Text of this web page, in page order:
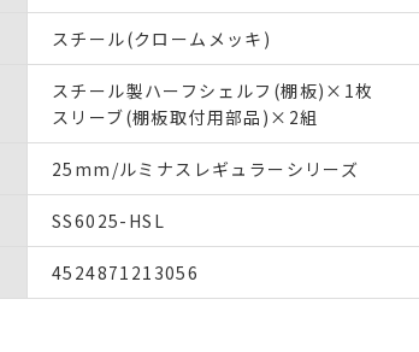
スチール(クロームメッキ)
スチール製ハーフシェルフ(棚板)×1枚
スリーブ(棚板取付用部品)×2組
25mm/ルミナスレギュラーシリーズ
SS6025-HSL
4524871213056